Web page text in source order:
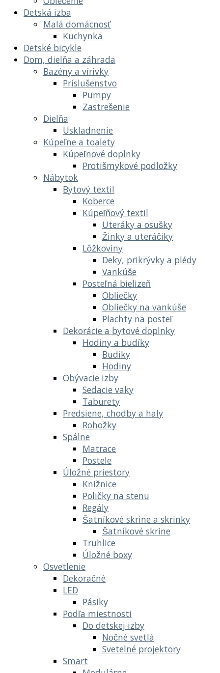
Detská izba
Malá domácnosť
Kuchynka
Detské bicykle
Dom, dielňa a záhrada
Bazény a vírivky
Príslušenstvo
Pumpy
Zastrešenie
Dielňa
Uskladnenie
Kúpeľne a toalety
Kúpeľnové doplnky
Protišmykové podložky
Nábytok
Bytový textil
Koberce
Kúpeľňový textil
Uteráky a osušky
Žinky a uteráčiky
Lôžkoviny
Deky, prikrývky a plédy
Vankúše
Posteľná bielizeň
Obliečky
Obliečky na vankúše
Plachty na posteľ
Dekorácie a bytové doplnky
Hodiny a budíky
Budíky
Hodiny
Obývacie izby
Sedacie vaky
Taburety
Predsiene, chodby a haly
Rohožky
Spálne
Matrace
Postele
Úložné priestory
Knižnice
Poličky na stenu
Regály
Šatníkové skrine a skrinky
Šatníkové skrine
Truhlice
Úložné boxy
Osvetlenie
Dekoračné
LED
Pásiky
Podľa miestnosti
Do detskej izby
Nočné svetlá
Svetelné projektory
Smart